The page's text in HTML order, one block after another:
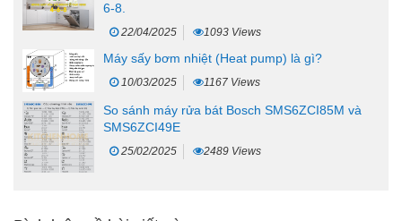
6-8.
22/04/2025 1093 Views
Máy sấy bơm nhiệt (Heat pump) là gì?
10/03/2025 1167 Views
So sánh máy rửa bát Bosch SMS6ZCI85M và
SMS6ZCI49E
25/02/2025 2489 Views